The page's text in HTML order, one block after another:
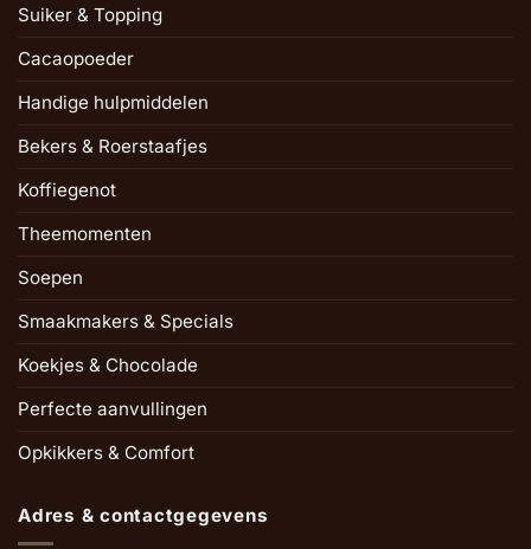
Suiker & Topping
Cacaopoeder
Handige hulpmiddelen
Bekers & Roerstaafjes
Koffiegenot
Theemomenten
Soepen
Smaakmakers & Specials
Koekjes & Chocolade
Perfecte aanvullingen
Opkikkers & Comfort
Adres & contactgegevens